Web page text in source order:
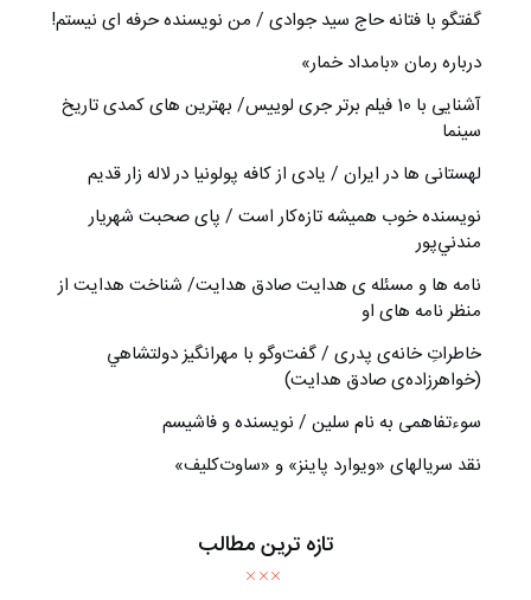
گفتگو با فتانه حاج سید جوادی / من نویسنده حرفه ای نیستم!
درباره رمان «بامداد خمار»
آشنایی با 10 فیلم برتر جری لوییس/ بهترین های کمدی تاریخ
سینما
لهستانی ها در ایران / یادی از کافه پولونیا در لاله زار قدیم
نويسنده خوب هميشه تازه‌كار است / پای صحبت شهريار
مندني‌پور
نامه ها و مسئله ی هدایت صادق هدایت/ شناخت هدایت از
منظر نامه های او
خاطراتِ خانه‌ی پدری / گفت‌وگو با مهرانگيز دولتشاهي
(خواهرزاده‌ی صادق هدايت)
سوءتفاهمی به نام سلین / نویسنده و فاشیسم
نقد سریالهای «ویوارد پاینز» و «ساوت‌کلیف»
تازه ترین مطالب